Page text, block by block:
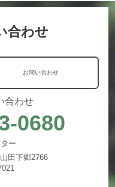
合わせ
お問い合わせ
合わせ
0680
ー
田下郷2766